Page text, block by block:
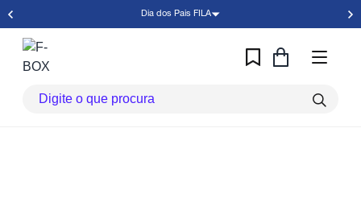
Dia dos Pais FILA